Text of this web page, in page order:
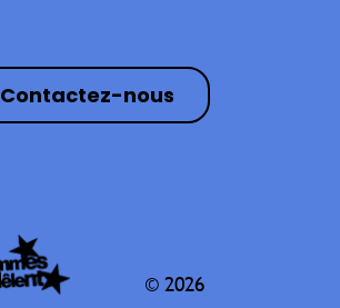
Contactez-nous
© 2026